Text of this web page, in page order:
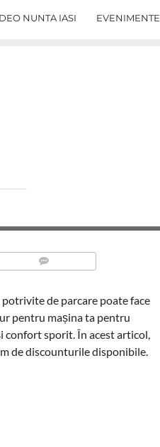
NUNTA IASI EVENIMENTE
de parcare poate face
pentru mașina ta pentru
confort sporit. În acest articol,
de discounturile disponibile.